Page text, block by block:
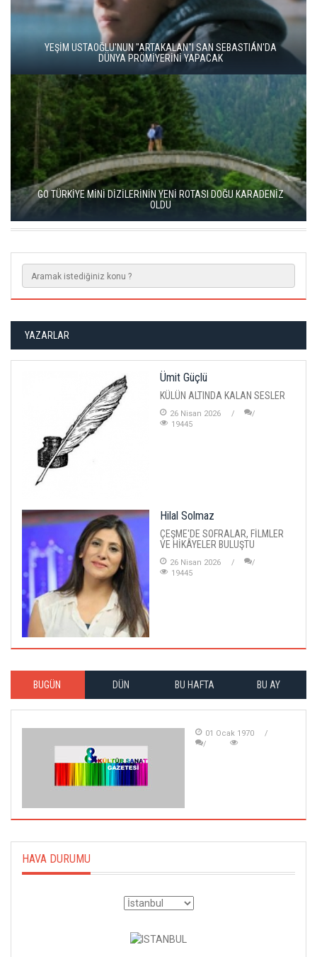
YEŞİM USTAOĞLU'NUN "ARTAKALAN"I SAN SEBASTIÁN'DA
DÜNYA PRÖMİYERİNİ YAPACAK
GO TÜRKİYE MİNİ DİZİLERİNİN YENİ ROTASI DOĞU KARADENİZ
OLDU
YAZARLAR
Ümit Güçlü
KÜLÜN ALTINDA KALAN SESLER
26 Nisan 2026
19445
Hilal Solmaz
ÇEŞME'DE SOFRALAR, FİLMLER
VE HİKÂYELER BULUŞTU
26 Nisan 2026
19445
BUGÜN DÜN BU HAFTA BU AY
01 Ocak 1970
HAVA DURUMU